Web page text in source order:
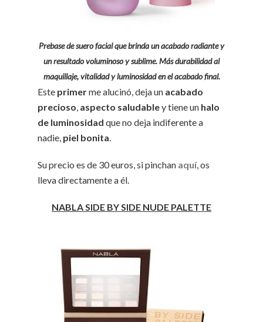
Prebase de suero facial que brinda un acabado radiante y
un resultado voluminoso y sublime. Más durabilidad al
maquillaje, vitalidad y luminosidad en el acabado final.
Este primerme alucinó, deja un acabado
precioso, aspecto saludabley tiene un halo
de luminosidad que no deja indiferente a
nadie, piel bonita.
Su precio es de 30 euros, si pinchan aquí, os
lleva directamente a él.
NABLA SIDE BY SIDE NUDE PALETTE